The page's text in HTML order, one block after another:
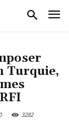
Turquie,
3282